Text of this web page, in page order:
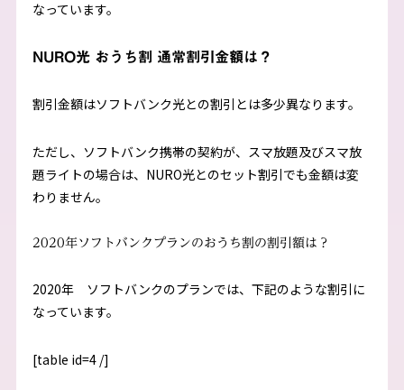
なっています。
NURO光 おうち割 通常割引金額は？
割引金額はソフトバンク光との割引とは多少異なります。
ただし、ソフトバンク携帯の契約が、スマ放題及びスマ放
題ライトの場合は、NURO光とのセット割引でも金額は変
わりません。
2020年ソフトバンクプランのおうち割の割引額は？
2020年 ソフトバンクのプランでは、下記のような割引に
なっています。
[table id=4 /]